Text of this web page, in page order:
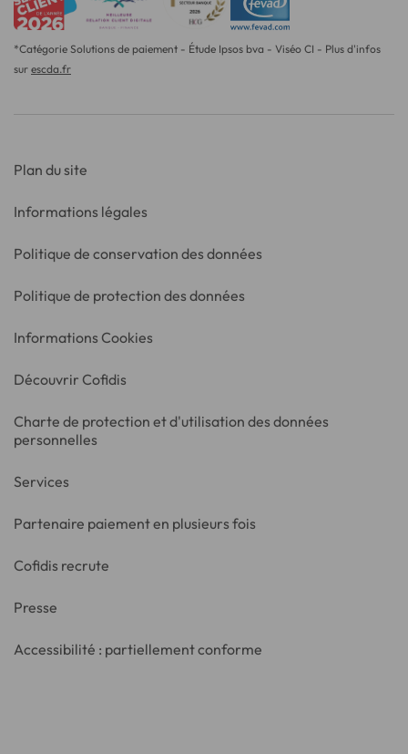
*Catégorie Solutions de paiement - Étude Ipsos bva - Viséo CI - Plus d'infos
sur escda.fr
Plan du site
Informations légales
Politique de conservation des données
Politique de protection des données
Informations Cookies
Découvrir Cofidis
Charte de protection et d'utilisation des données
personnelles
Services
Partenaire paiement en plusieurs fois
Cofidis recrute
Presse
Accessibilité : partiellement conforme